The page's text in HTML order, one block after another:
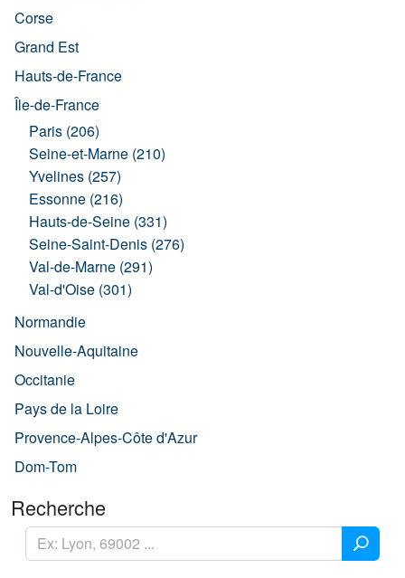
Corse
Grand Est
Hauts-de-France
Île-de-France
Paris (206)
Seine-et-Marne (210)
Yvelines (257)
Essonne (216)
Hauts-de-Seine (331)
Seine-Saint-Denis (276)
Val-de-Marne (291)
Val-d'Oise (301)
Normandie
Nouvelle-Aquitaine
Occitanie
Pays de la Loire
Provence-Alpes-Côte d'Azur
Dom-Tom
Recherche